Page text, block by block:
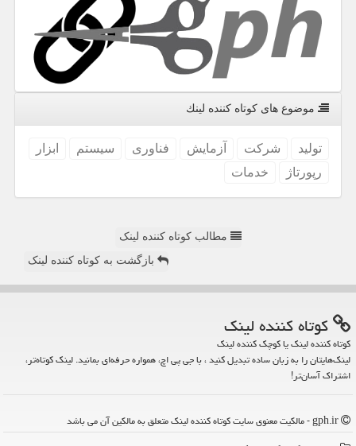
موضوع های كوتاه كننده لینك
تولید شركت آزمایش فناوری سیستم
ابزار
رپورتاژ
خدمات
مطالب کوتاه کننده لینک
بازگشت به کوتاه کننده لینک
كوتاه كننده لینك
کوتاه کننده لینک یا کوچک کننده لینک
لینک‌هایتان را به زبان ساده تبدیل کنید ، با جی پی اچ، همواره حرفه‌ای بمانید. لینک کوتاه‌تر،
اشتراک آسان‌تر!